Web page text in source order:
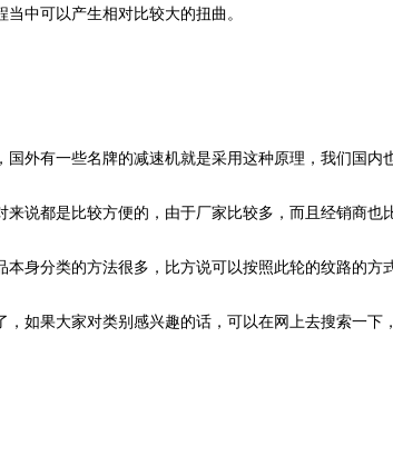
中可以产生相对比较大的扭曲。
外有一些名牌的减速机就是采用这种原理，我们国
说都是比较方便的，由于厂家比较多，而且经销商也
身分类的方法很多，比方说可以按照此轮的纹路的
如果大家对类别感兴趣的话，可以在网上去搜索一下